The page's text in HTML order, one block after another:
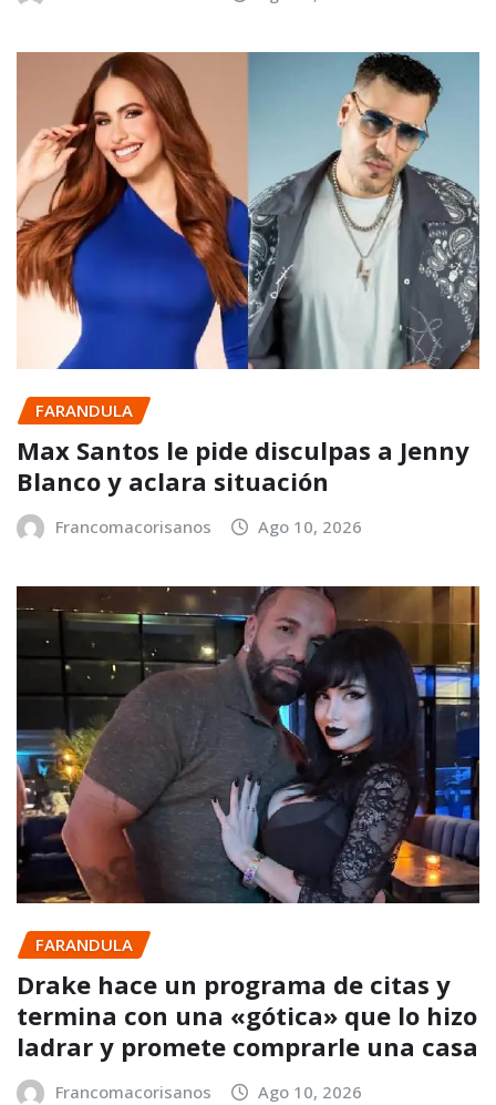
FARANDULA
Max Santos le pide disculpas a Jenny
Blanco y aclara situación
Francomacorisanos Ago 10, 2026
FARANDULA
Drake hace un programa de citas y
termina con una «gótica» que lo hizo
ladrar y promete comprarle una casa
Francomacorisanos Ago 10, 2026